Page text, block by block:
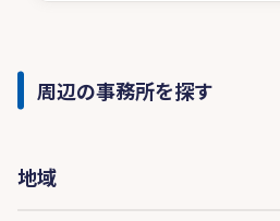
周辺の事務所を探す
地域